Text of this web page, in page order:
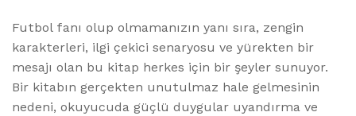
Futbol fanı olup olmamanızın yanı sıra, zengin
karakterleri, ilgi çekici senaryosu ve yürekten bir
mesajı olan bu kitap herkes için bir şeyler sunuyor.
Bir kitabın gerçekten unutulmaz hale gelmesinin
nedeni, okuyucuda güçlü duygular uyandırma ve